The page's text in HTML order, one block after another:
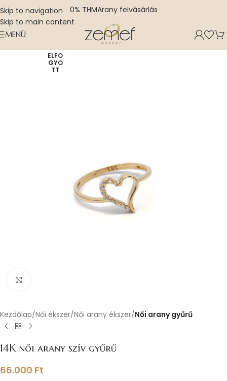
Skip to navigation
Skip to main content
0% THMArany felvásárlás
MENÜ
ELFO
GYO
TT
Kezdőlap Női ékszer Női arany ékszer Női arany gyűrű
14K női arany szív gyűrű
66.000 Ft